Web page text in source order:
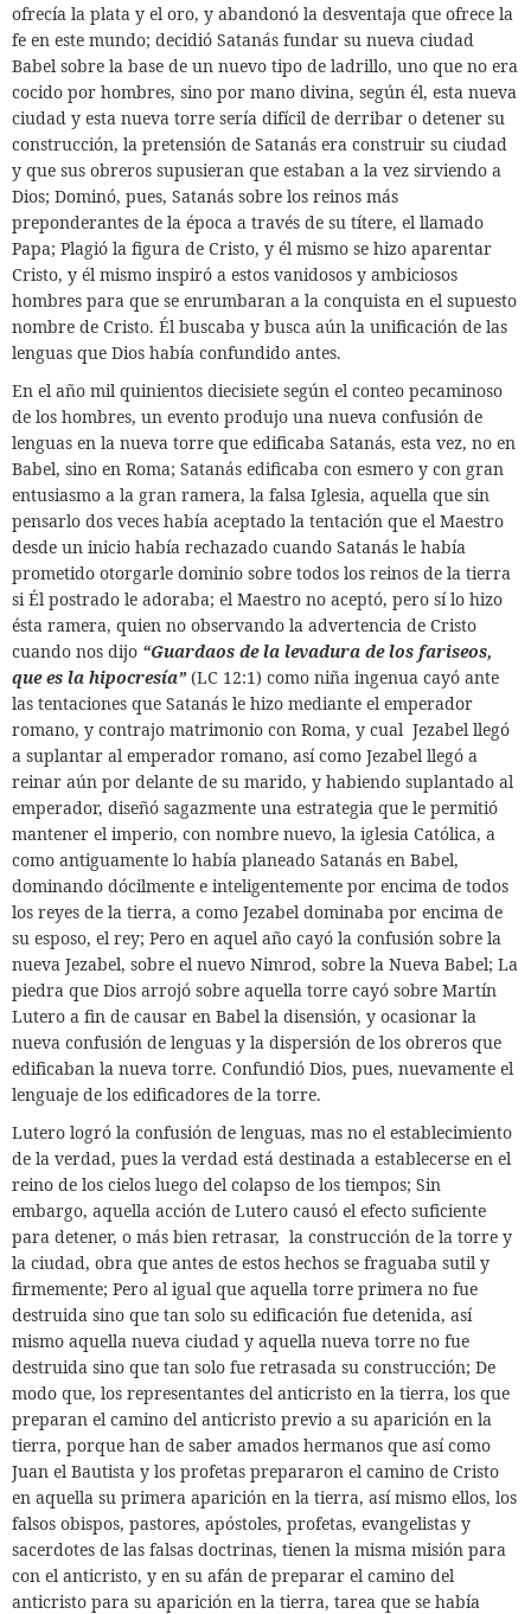
ofrecía la plata y el oro, y abandonó la desventaja que ofrece la
fe en este mundo; decidió Satanás fundar su nueva ciudad
Babel sobre la base de un nuevo tipo de ladrillo, uno que no era
cocido por hombres, sino por mano divina, según él, esta nueva
ciudad y esta nueva torre sería difícil de derribar o detener su
construcción, la pretensión de Satanás era construir su ciudad
y que sus obreros supusieran que estaban a la vez sirviendo a
Dios; Dominó, pues, Satanás sobre los reinos más
preponderantes de la época a través de su títere, el llamado
Papa; Plagió la figura de Cristo, y él mismo se hizo aparentar
Cristo, y él mismo inspiró a estos vanidosos y ambiciosos
hombres para que se enrumbaran a la conquista en el supuesto
nombre de Cristo. Él buscaba y busca aún la unificación de las
lenguas que Dios había confundido antes.
En el año mil quinientos diecisiete según el conteo pecaminoso
de los hombres, un evento produjo una nueva confusión de
lenguas en la nueva torre que edificaba Satanás, esta vez, no en
Babel, sino en Roma; Satanás edificaba con esmero y con gran
entusiasmo a la gran ramera, la falsa Iglesia, aquella que sin
pensarlo dos veces había aceptado la tentación que el Maestro
desde un inicio había rechazado cuando Satanás le había
prometido otorgarle dominio sobre todos los reinos de la tierra
si Él postrado le adoraba; el Maestro no aceptó, pero sí lo hizo
ésta ramera, quien no observando la advertencia de Cristo
cuando nos dijo “Guardaos de la levadura de los fariseos,
que es la hipocresía”(LC 12:1) como niña ingenua cayó ante
las tentaciones que Satanás le hizo mediante el emperador
romano, y contrajo matrimonio con Roma, y cual Jezabel llegó
a suplantar al emperador romano, así como Jezabel llegó a
reinar aún por delante de su marido, y habiendo suplantado al
emperador, diseñó sagazmente una estrategia que le permitió
mantener el imperio, con nombre nuevo, la iglesia Católica, a
como antiguamente lo había planeado Satanás en Babel,
dominando dócilmente e inteligentemente por encima de todos
los reyes de la tierra, a como Jezabel dominaba por encima de
su esposo, el rey; Pero en aquel año cayó la confusión sobre la
nueva Jezabel, sobre el nuevo Nimrod, sobre la Nueva Babel; La
piedra que Dios arrojó sobre aquella torre cayó sobre Martín
Lutero a fin de causar en Babel la disensión, y ocasionar la
nueva confusión de lenguas y la dispersión de los obreros que
edificaban la nueva torre. Confundió Dios, pues, nuevamente el
lenguaje de los edificadores de la torre.
Lutero logró la confusión de lenguas, mas no el establecimiento
de la verdad, pues la verdad está destinada a establecerse en el
reino de los cielos luego del colapso de los tiempos; Sin
embargo, aquella acción de Lutero causó el efecto suficiente
para detener, o más bien retrasar, la construcción de la torre y
la ciudad, obra que antes de estos hechos se fraguaba sutil y
firmemente; Pero al igual que aquella torre primera no fue
destruida sino que tan solo su edificación fue detenida, así
mismo aquella nueva ciudad y aquella nueva torre no fue
destruida sino que tan solo fue retrasada su construcción; De
modo que, los representantes del anticristo en la tierra, los que
preparan el camino del anticristo previo a su aparición en la
tierra, porque han de saber amados hermanos que así como
Juan el Bautista y los profetas prepararon el camino de Cristo
en aquella su primera aparición en la tierra, así mismo ellos, los
falsos obispos, pastores, apóstoles, profetas, evangelistas y
sacerdotes de las falsas doctrinas, tienen la misma misión para
con el anticristo, y en su afán de preparar el camino del
anticristo para su aparición en la tierra, tarea que se había